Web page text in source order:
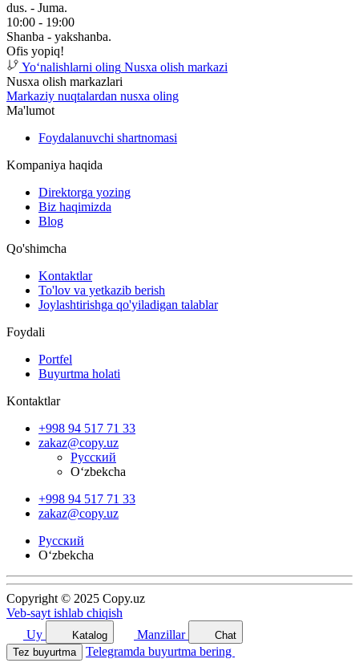
dus. - Juma.
10:00 - 19:00
Shanba - yakshanba.
Ofis yopiq!
Yoʻnalishlarni oling Nusxa olish markazi
Nusxa olish markazlari
Markaziy nuqtalardan nusxa oling
Ma'lumot
Foydalanuvchi shartnomasi
Kompaniya haqida
Direktorga yozing
Biz haqimizda
Blog
Qo'shimcha
Kontaktlar
To'lov va yetkazib berish
Joylashtirishga qo'yiladigan talablar
Foydali
Portfel
Buyurtma holati
Kontaktlar
+998 94 517 71 33
zakaz@copy.uz
Русский
O‘zbekcha
+998 94 517 71 33
zakaz@copy.uz
Русский
O‘zbekcha
Copyright © 2025 Copy.uz
Veb-sayt ishlab chiqish
Uy
Katalog Manzillar
Chat
Tez buyurtma
Telegramda buyurtma bering